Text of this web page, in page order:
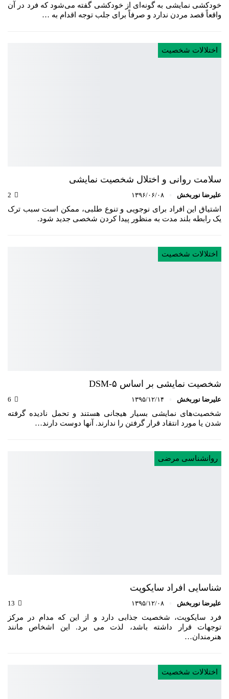
خودکشی نمایشی به گونه‌ای از خودکشی گفته می‌شود که فرد در آن
واقعاً قصد مردن ندارد و صرفاً برای جلب توجه اقدام به …
اختلالات شخصیت
سلامت روانی و اختلال شخصیت نمایشی
علیرضا نوربخش ۱۳۹۶/۰۶/۰۸
اشتیاق این افراد برای نوجویی و تنوع طلبی، ممکن است سبب ترک
یک رابطه بلند مدت به منظور پیدا کردن شخصی جدید شود.
اختلالات شخصیت
شخصیت نمایشی بر اساس DSM-۵
علیرضا نوربخش ۱۳۹۵/۱۲/۱۴
شخصیت‌های نمایشی بسیار هیجانی هستند و تحمل نادیده گرفته
شدن یا مورد انتقاد قرار گرفتن را ندارند. آنها‌ دوست دارند…
روانشناسی مرضی
شناسایی افراد سایکوپت
علیرضا نوربخش ۱۳۹۵/۱۲/۰۸
فرد سایکوپت، شخصیت جذابی دارد و از این که مدام در مرکز
توجهات قرار داشته باشد، لذت می برد. این اشخاص مانند
هنرمندان…
اختلالات شخصیت